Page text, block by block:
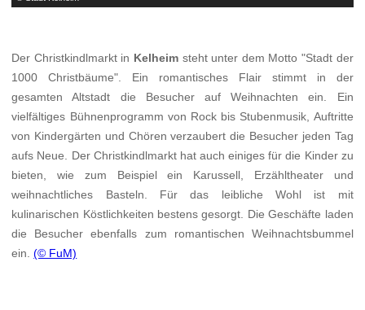
Der Christkindlmarkt in Kelheim steht unter dem Motto "Stadt der
1000 Christbäume". Ein romantisches Flair stimmt in der
gesamten Altstadt die Besucher auf Weihnachten ein. Ein
vielfältiges Bühnenprogramm von Rock bis Stubenmusik, Auftritte
von Kindergärten und Chören verzaubert die Besucher jeden Tag
aufs Neue. Der Christkindlmarkt hat auch einiges für die Kinder zu
bieten, wie zum Beispiel ein Karussell, Erzähltheater und
weihnachtliches Basteln. Für das leibliche Wohl ist mit
kulinarischen Köstlichkeiten bestens gesorgt. Die Geschäfte laden
die Besucher ebenfalls zum romantischen Weihnachtsbummel
ein.(© FuM)